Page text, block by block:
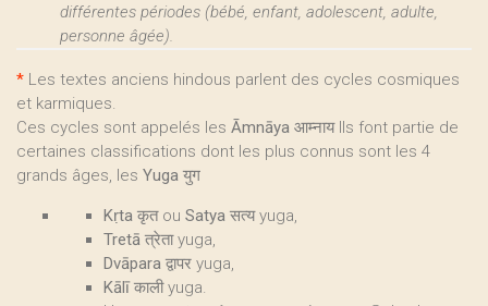
différentes périodes (bébé, enfant, adolescent, adulte,
personne âgée).
* Les textes anciens hindous parlent des cycles cosmiques
et karmiques.
Ces cycles sont appelés les Āmnāya आम्नाय Ils font partie de
certaines classifications dont les plus connus sont les 4
grands âges, les Yuga युग
Kṛta कृत ou Satya सत्य yuga,
Tretā त्रेता yuga,
Dvāpara द्वापर yuga,
Kālīकाली yuga.